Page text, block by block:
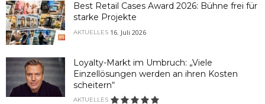
Best Retail Cases Award 2026: Bühne frei für
starke Projekte
AKTUELLES 16. Juli 2026
Loyalty-Markt im Umbruch: „Viele
Einzellösungen werden an ihren Kosten
scheitern“
AKTUELLES